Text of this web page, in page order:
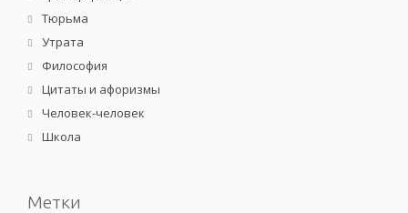
Тюрьма
Утрата
Философия
Цитаты и афоризмы
Человек-человек
Школа
Метки